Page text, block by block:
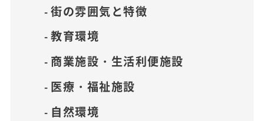
街の雰囲気と特徴
教育環境
商業施設・生活利便施設
医療・福祉施設
自然環境